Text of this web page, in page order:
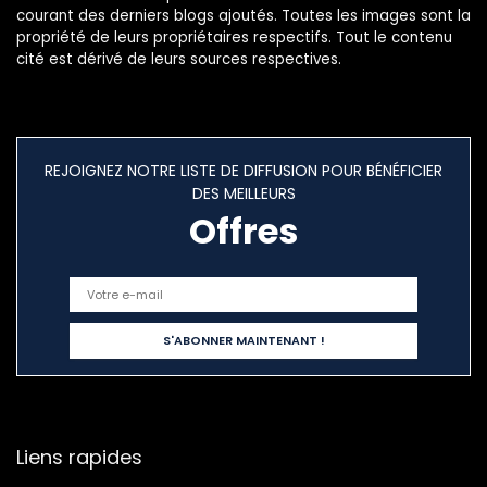
courant des derniers blogs ajoutés. Toutes les images sont la
propriété de leurs propriétaires respectifs. Tout le contenu
cité est dérivé de leurs sources respectives.
REJOIGNEZ NOTRE LISTE DE DIFFUSION POUR BÉNÉFICIER
DES MEILLEURS
Offres
Liens rapides